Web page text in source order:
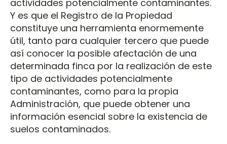
actividades potencialmente contaminantes.
Y es que el Registro de la Propiedad
constituye una herramienta enormemente
útil, tanto para cualquier tercero que puede
así conocer la posible afectación de una
determinada finca por la realización de este
tipo de actividades potencialmente
contaminantes, como para la propia
Administración, que puede obtener una
información esencial sobre la existencia de
suelos contaminados.